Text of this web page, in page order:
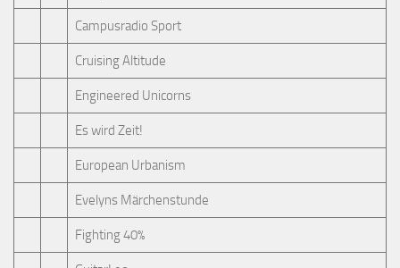
Campusradio Sport
Cruising Altitude
Engineered Unicorns
Es wird Zeit!
European Urbanism
Evelyns Märchenstunde
Fighting 40%